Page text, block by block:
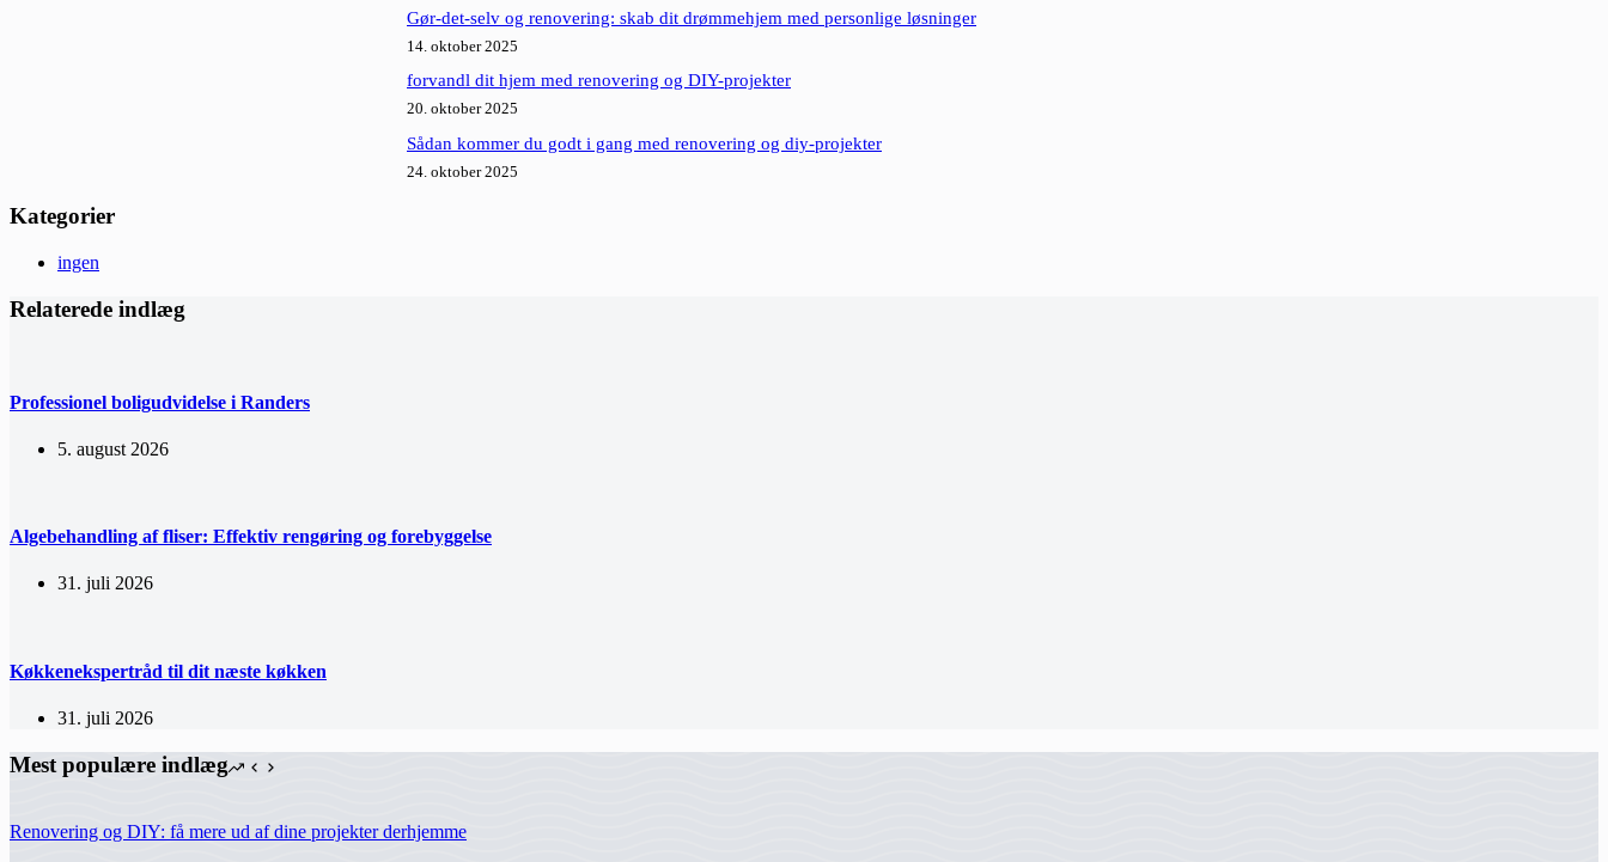
Gør-det-selv og renovering: skab dit drømmehjem med personlige løsninger
14. oktober 2025
forvandl dit hjem med renovering og DIY-projekter
20. oktober 2025
Sådan kommer du godt i gang med renovering og diy-projekter
24. oktober 2025
Kategorier
ingen
Relaterede indlæg
Professionel boligudvidelse i Randers
5. august 2026
Algebehandling af fliser: Effektiv rengøring og forebyggelse
31. juli 2026
Køkkenekspertråd til dit næste køkken
31. juli 2026
Mest populære indlæg
Renovering og DIY: få mere ud af dine projekter derhjemme